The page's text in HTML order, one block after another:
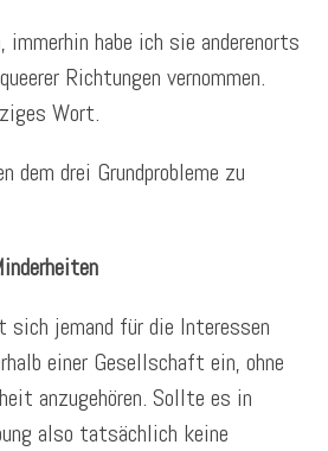
habe ich sie anderenorts
Richtungen vernommen.
Wort.
dem drei Grundprobleme zu
jemand für die Interessen
einer Gesellschaft ein, ohne
anzugehören. Sollte es in
also tatsächlich keine